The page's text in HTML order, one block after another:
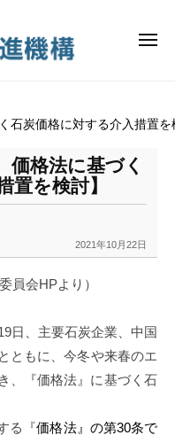
メ
石炭価格に対する介入措置を
価格法に基づく
置を検討】
2021年10月22日
員会HPより ）
日、主要石炭企業、 中国
ともに、今冬や来春のエ
、『価格法』に基づく石
る『価格法』 の第30条で